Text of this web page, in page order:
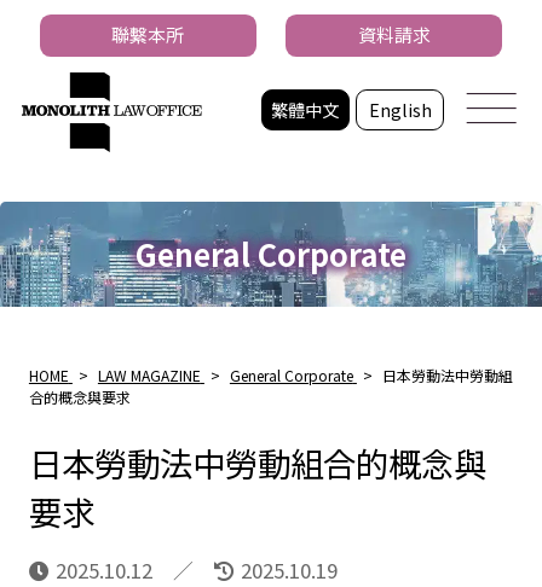
繁體中文 English
聯繫本所 資料請求
General Corporate
HOME > LAW MAGAZINE > General Corporate > 日本勞動法中勞動組
合的概念與要求
日本勞動法中勞動組合的概念與
要求
2025.10.12 2025.10.19